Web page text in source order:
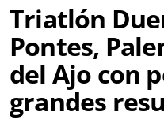
Triatlón
Pontes,
del Ajo con
grandes